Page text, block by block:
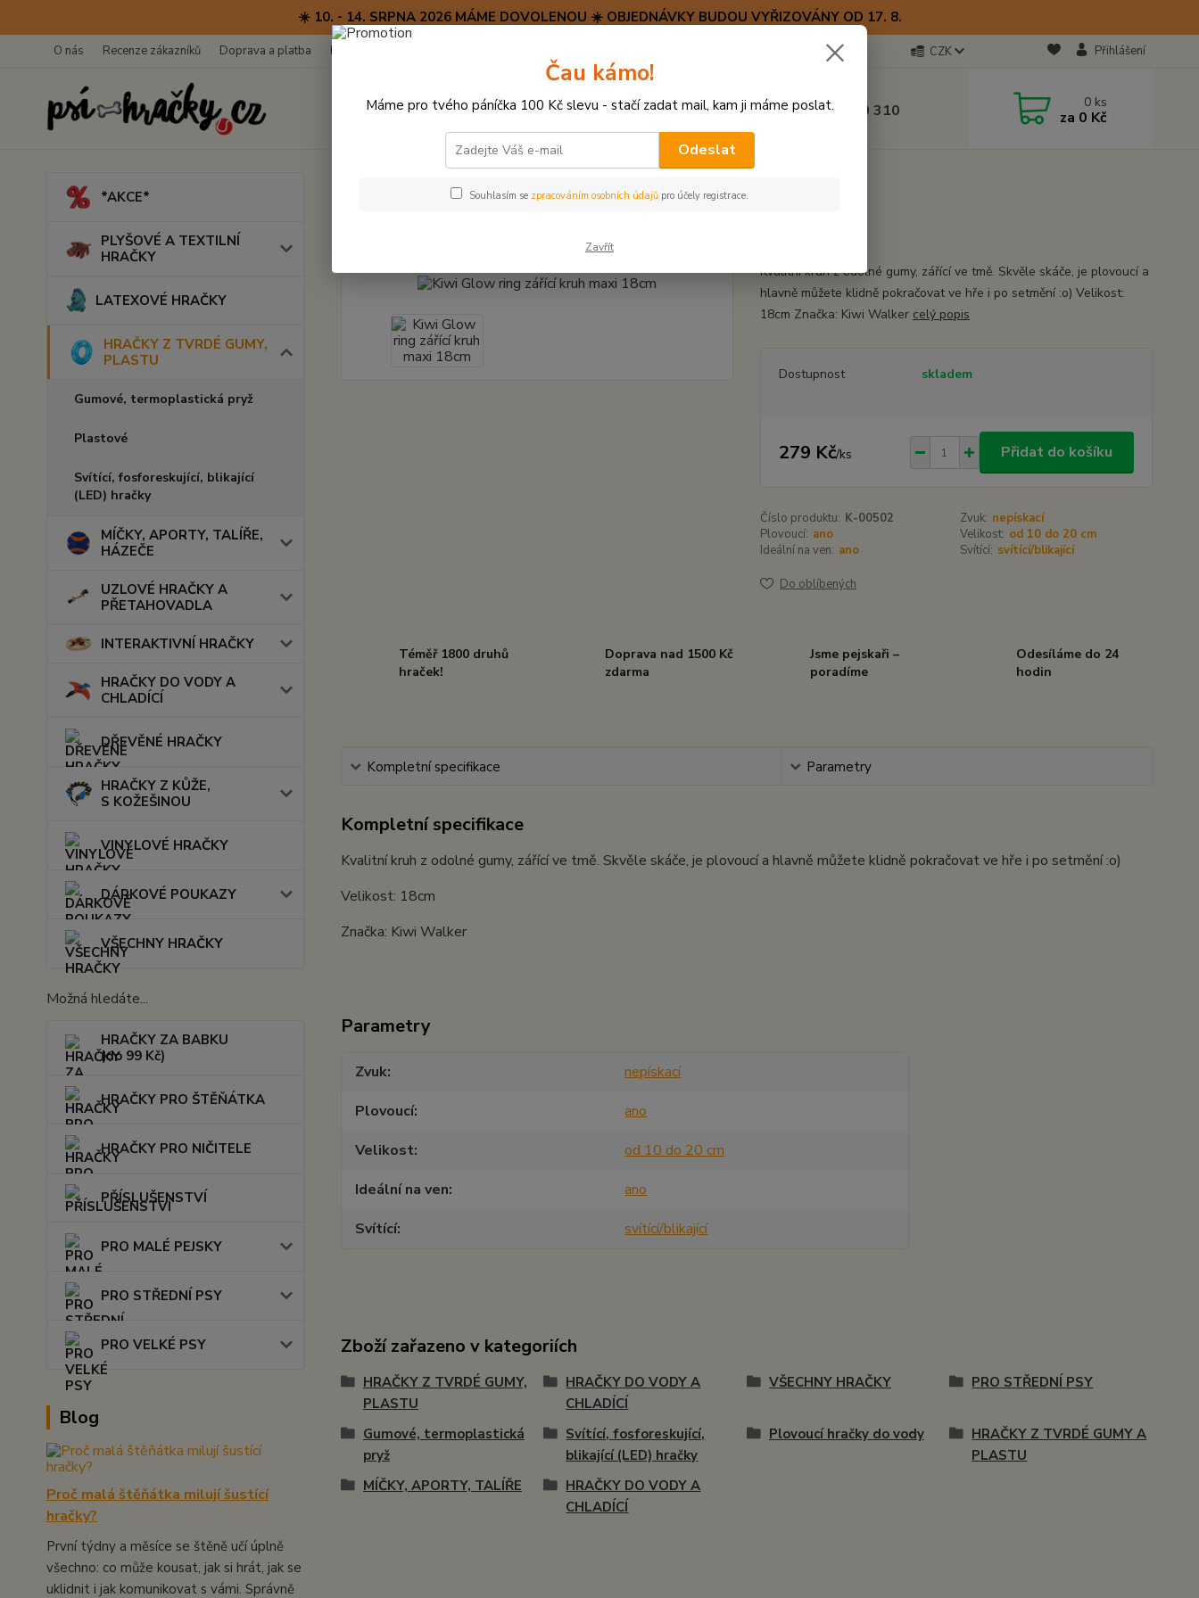
☀️ 10. - 14. SRPNA 2026 MÁME DOVOLENOU ☀️ OBJEDNÁVKY BUDOU VYŘIZOVÁNY OD 17. 8.
O nás Recenze zákazníků Doprava a platba Kontakty CZK Přihlášení
Hledat (+420) 723 770 310 0 ks
za 0 Kč
*AKCE*
PLYŠOVÉ A TEXTILNÍ
HRAČKY
LATEXOVÉ HRAČKY
HRAČKY Z TVRDÉ GUMY,
PLASTU
Gumové, termoplastická pryž
Plastové
Svítící, fosforeskující, blikající
(LED) hračky
MÍČKY, APORTY, TALÍŘE,
HÁZEČE
UZLOVÉ HRAČKY A
PŘETAHOVADLA
INTERAKTIVNÍ HRAČKY
HRAČKY DO VODY A
CHLADÍCÍ
DŘEVĚNÉ HRAČKY
HRAČKY Z KŮŽE,
S KOŽEŠINOU
VINYLOVÉ HRAČKY
DÁRKOVÉ POUKAZY
VŠECHNY HRAČKY
Možná hledáte...
HRAČKY ZA BABKU
(do 99 Kč)
HRAČKY PRO ŠTĚŇÁTKA
HRAČKY PRO NIČITELE
PŘÍSLUŠENSTVÍ
PRO MALÉ PEJSKY
PRO STŘEDNÍ PSY
PRO VELKÉ PSY
Blog
Proč malá štěňátka milují šustící
hračky?
První týdny a měsíce se štěně učí úplně
všechno: co může kousat, jak si hrát, jak se
uklidnit i jak komunikovat s vámi. Správně
Kvalitní kruh z odolné gumy, zářící ve tmě. Skvěle skáče, je plovoucí a
hlavně můžete klidně pokračovat ve hře i po setmění :o) Velikost:
18cm Značka: Kiwi Walker celý popis
Dostupnost skladem
279 Kč/ks Přidat do košíku
Číslo produktu: K-00502 Zvuk: nepískací
Plovoucí: ano Velikost: od 10 do 20 cm
Ideální na ven: ano Svítící: svítící/blikající
Do oblíbených
Téměř 1800 druhů
hraček!
Doprava nad 1500 Kč
zdarma
Jsme pejskaři –
poradíme
Odesíláme do 24
hodin
Kompletní specifikace Parametry
Kompletní specifikace
Kvalitní kruh z odolné gumy, zářící ve tmě. Skvěle skáče, je plovoucí a hlavně můžete klidně pokračovat ve hře i po setmění :o)
Velikost: 18cm
Značka: Kiwi Walker
Parametry
Zvuk
nepískací
Plovoucí
ano
Velikost
od 10 do 20 cm
Ideální na ven
ano
Svítící
svítící/blikající
Zboží zařazeno v kategoriích
HRAČKY Z TVRDÉ GUMY,
PLASTU
HRAČKY DO VODY A
CHLADÍCÍ
VŠECHNY HRAČKY PRO STŘEDNÍ PSY
Gumové, termoplastická
pryž
Svítící, fosforeskující,
blikající (LED) hračky
Plovoucí hračky do vody
HRAČKY Z TVRDÉ GUMY A
PLASTU
MÍČKY, APORTY, TALÍŘE
HRAČKY DO VODY A
CHLADÍCÍ
Čau kámo!
Máme pro tvého páníčka 100 Kč slevu - stačí zadat mail, kam ji máme poslat.
Odeslat
Souhlasím se zpracováním osobních údajů pro účely registrace.
Zavřít